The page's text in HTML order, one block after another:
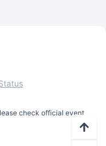
check official event